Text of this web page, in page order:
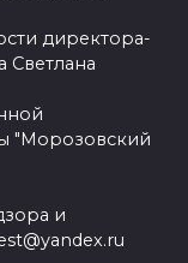
директора-
Светлана
"Морозовский
и